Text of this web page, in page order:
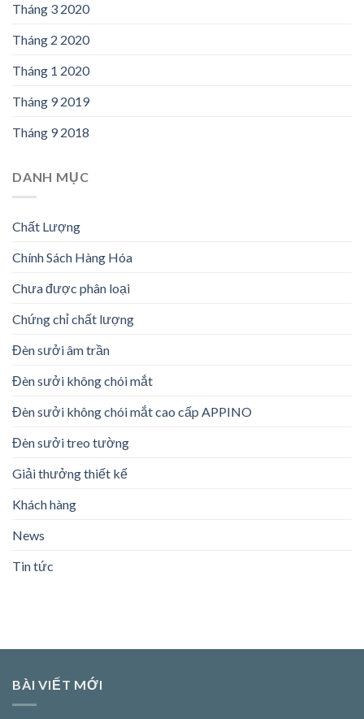
Tháng 3 2020
Tháng 2 2020
Tháng 1 2020
Tháng 9 2019
Tháng 9 2018
DANH MỤC
Chất Lượng
Chính Sách Hàng Hóa
Chưa được phân loại
Chứng chỉ chất lượng
Đèn sưởi âm trần
Đèn sưởi không chói mắt
Đèn sưởi không chói mắt cao cấp APPINO
Đèn sưởi treo tường
Giải thưởng thiết kế
Khách hàng
News
Tin tức
BÀI VIẾT MỚI